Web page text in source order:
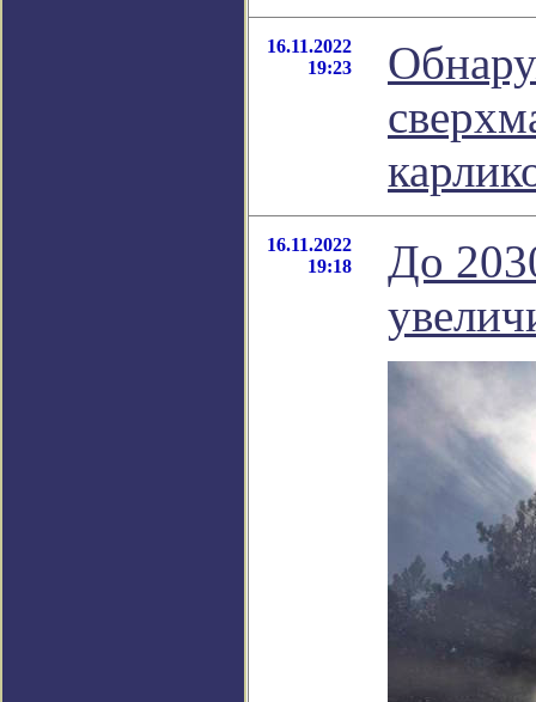
16.11.2022
19:23
16.11.2022
19:18
До